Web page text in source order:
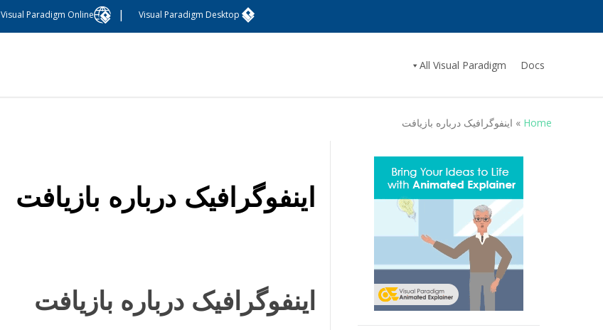
Visual Paradigm Desktop
|
Visual Paradigm Online
Docs
All Visual Paradigm
Home
» اینفوگرافیک درباره بازیافت
اینفوگرافیک درباره بازیافت
اینفوگرافیک درباره بازیافت